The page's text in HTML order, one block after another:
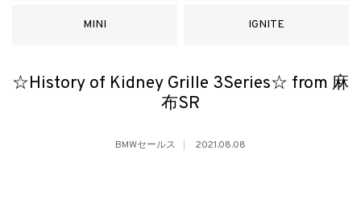
MINI IGNITE
☆History of Kidney Grille 3Series☆ from 麻
布SR
BMWセールス 2021.08.08